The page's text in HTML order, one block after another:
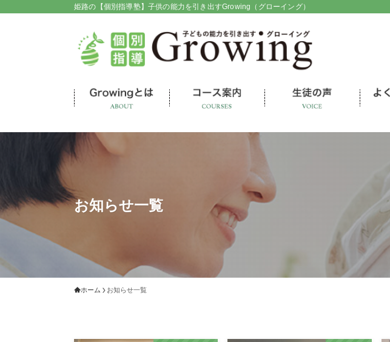
姫路の【個別指導塾】子供の能力を引き出すGrowing（グローイング）
お知らせ一覧
ホーム お知らせ一覧